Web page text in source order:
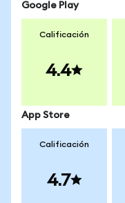
Google Play
Calificación
4.4
App Store
Calificación
4.7